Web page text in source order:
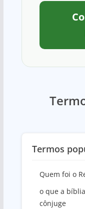
Termos
Quem foi o
o que a
cônjuge